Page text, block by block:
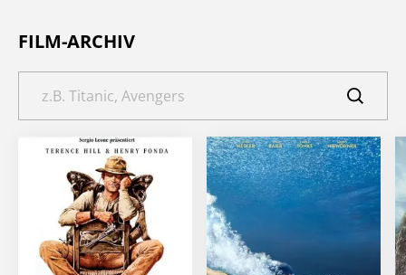
FILM-ARCHIV